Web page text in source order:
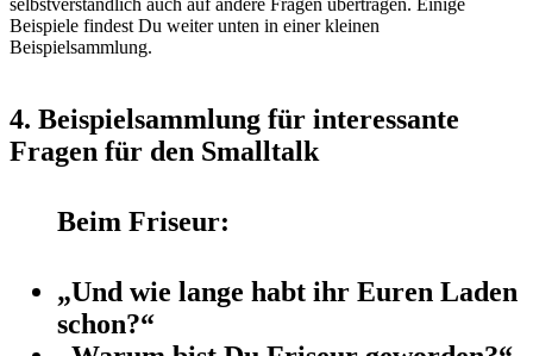
selbstverständlich auch auf andere Fragen übertragen. Einige
Beispiele findest Du weiter unten in einer kleinen
Beispielsammlung.
4. Beispielsammlung für interessante
Fragen für den Smalltalk
Beim Friseur:
„Und wie lange habt ihr Euren Laden
schon?“